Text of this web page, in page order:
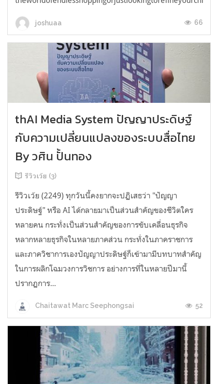
joshuaa 66
thAI Media System ปัญญาประดิษฐ์
กับความเปลี่ยนแปลงของระบบสื่อไทย
By วศิน ปั้นทอง
รีวิวเว้ย (3)
รีวิวเว้ย (2249) ทุกวันนี้คงยากจะปฏิเสธว่า "ปัญญา
ประดิษฐ์" หรือ AI ได้กลายมาเป็นส่วนสำคัญของชีวิตใคร
หลายคน กระทั่งเป็นส่วนสำคัญของการขับเคลื่อนธุรกิจ
หลากหลายธุรกิจในหลายภาคส่วน กระทั่งในภาคราชการ
และภาควิชาการเองปัญญาประดิษฐ์ก็เข้ามามีบทบาทสำคัญ
ในการผลิกโฉมวงการวิชการ อย่างการที่ในหลายปีมานี้
ปรากฏการ...
Chaitawat Marc Seephongsai 52